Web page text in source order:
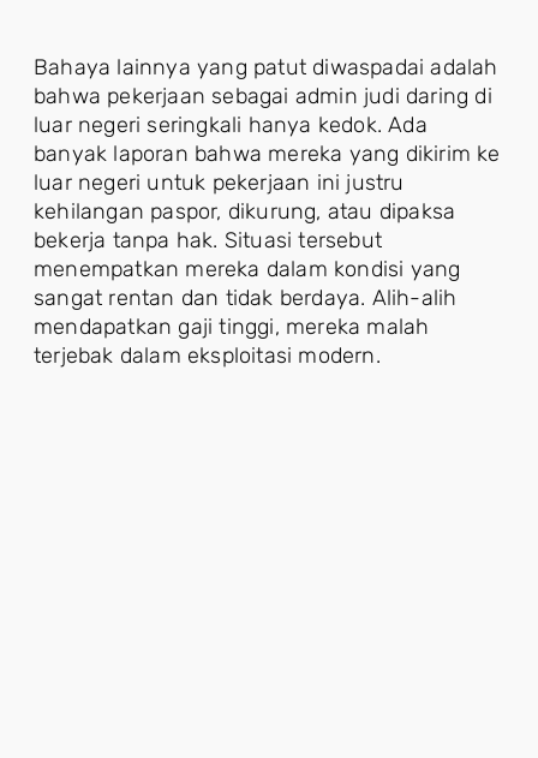
Bahaya lainnya yang patut diwaspadai adalah
bahwa pekerjaan sebagai admin judi daring di
luar negeri seringkali hanya kedok. Ada
banyak laporan bahwa mereka yang dikirim ke
luar negeri untuk pekerjaan ini justru
kehilangan paspor, dikurung, atau dipaksa
bekerja tanpa hak. Situasi tersebut
menempatkan mereka dalam kondisi yang
sangat rentan dan tidak berdaya. Alih-alih
mendapatkan gaji tinggi, mereka malah
terjebak dalam eksploitasi modern.